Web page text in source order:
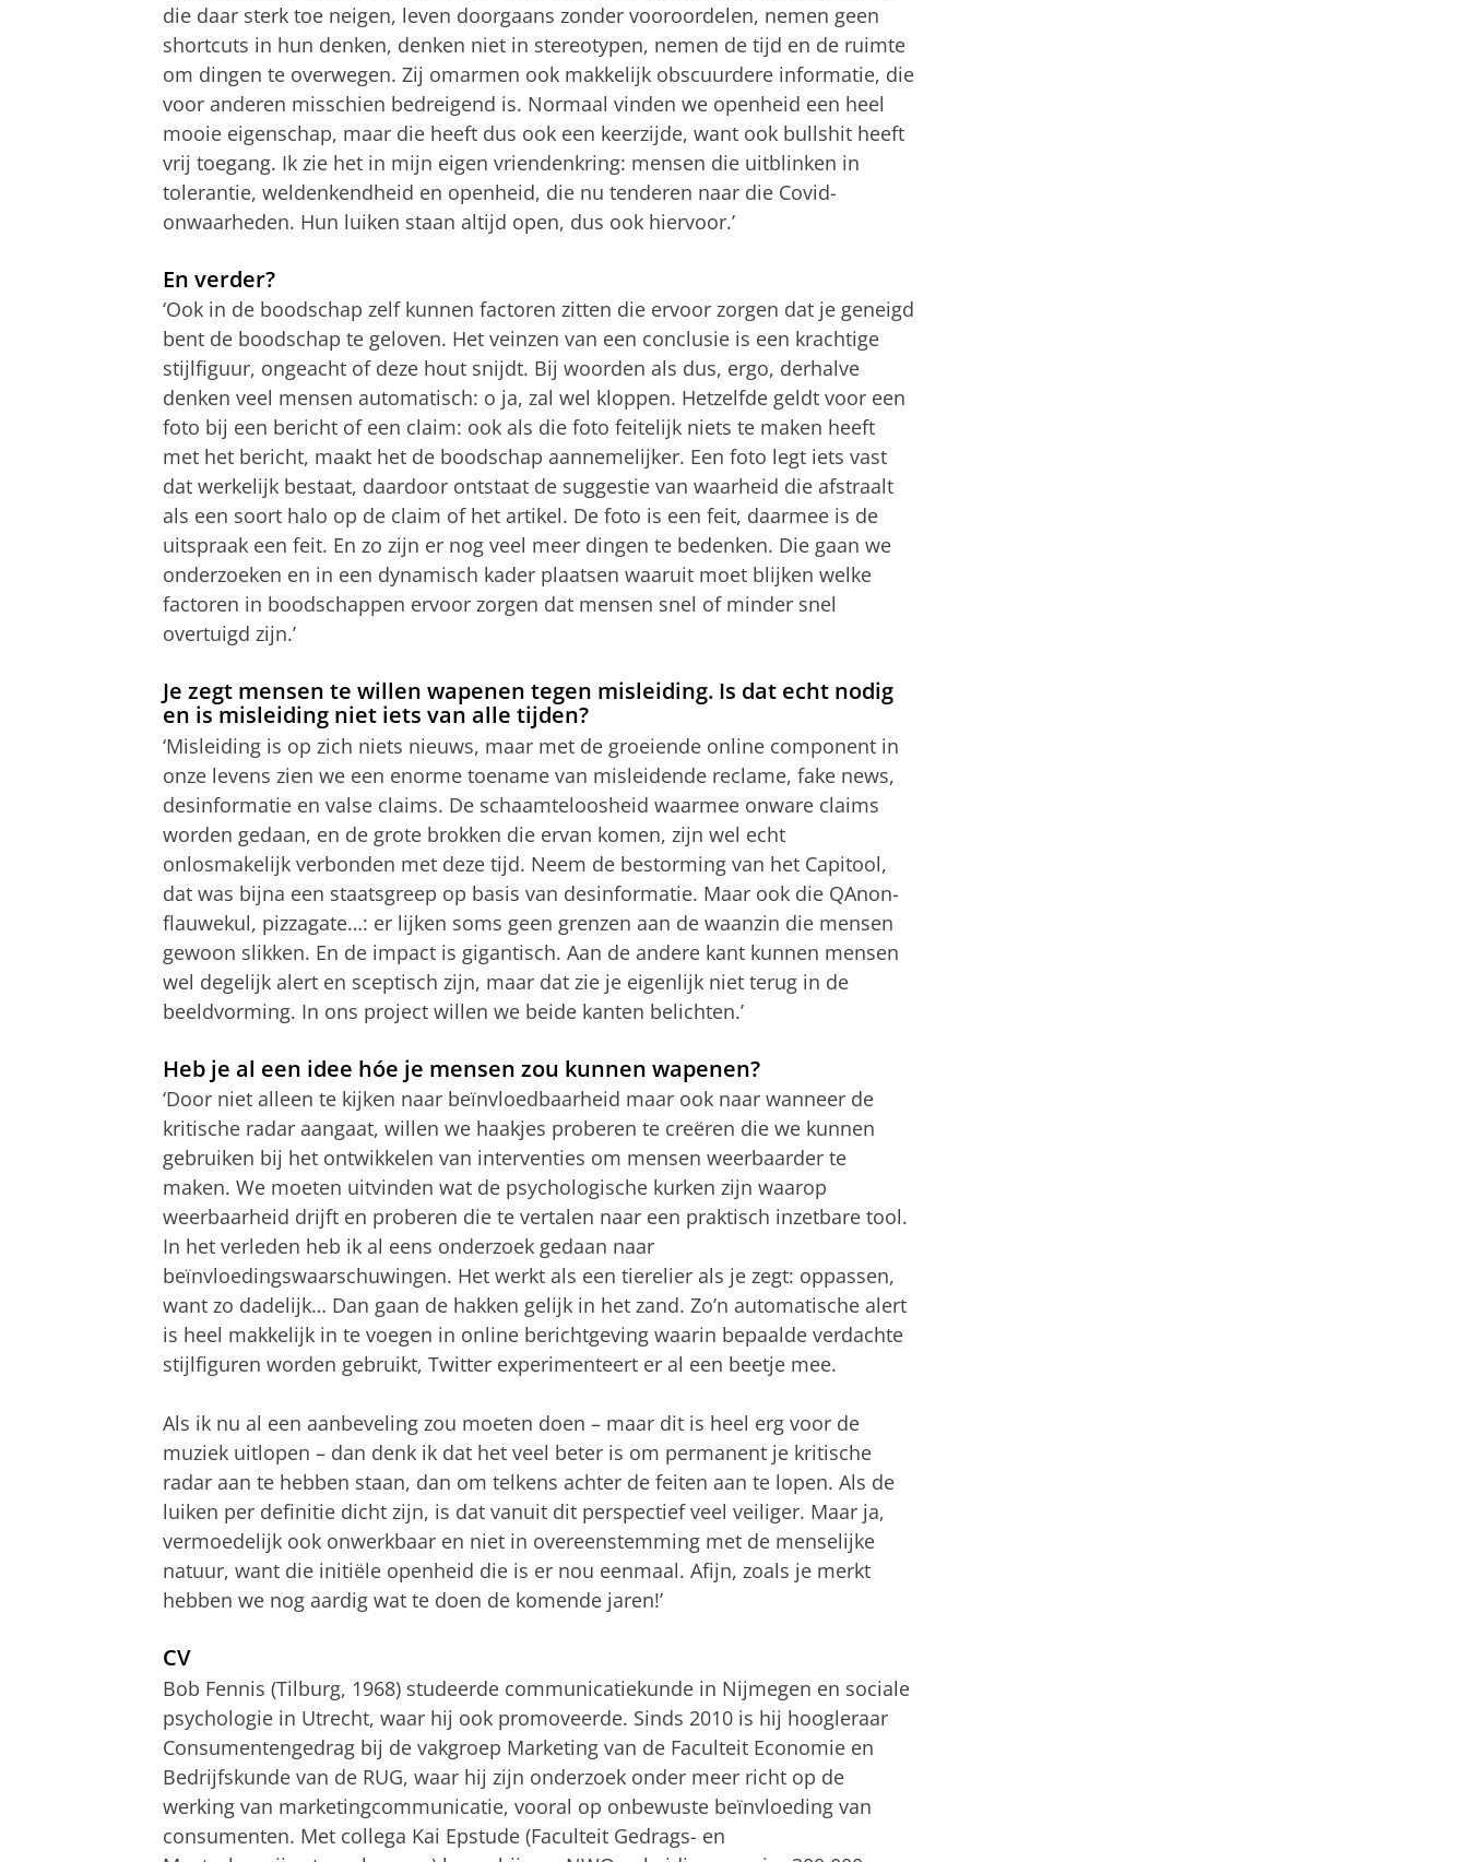
die daar sterk toe neigen, leven doorgaans zonder vooroordelen, nemen geen
shortcuts in hun denken, denken niet in stereotypen, nemen de tijd en de ruimte
om dingen te overwegen. Zij omarmen ook makkelijk obscuurdere informatie, die
voor anderen misschien bedreigend is. Normaal vinden we openheid een heel
mooie eigenschap, maar die heeft dus ook een keerzijde, want ook bullshit heeft
vrij toegang. Ik zie het in mijn eigen vriendenkring: mensen die uitblinken in
tolerantie, weldenkendheid en openheid, die nu tenderen naar die Covid-
onwaarheden. Hun luiken staan altijd open, dus ook hiervoor.’
En verder?
‘Ook in de boodschap zelf kunnen factoren zitten die ervoor zorgen dat je geneigd
bent de boodschap te geloven. Het veinzen van een conclusie is een krachtige
stijlfiguur, ongeacht of deze hout snijdt. Bij woorden als dus, ergo, derhalve
denken veel mensen automatisch: o ja, zal wel kloppen. Hetzelfde geldt voor een
foto bij een bericht of een claim: ook als die foto feitelijk niets te maken heeft
met het bericht, maakt het de boodschap aannemelijker. Een foto legt iets vast
dat werkelijk bestaat, daardoor ontstaat de suggestie van waarheid die afstraalt
als een soort halo op de claim of het artikel. De foto is een feit, daarmee is de
uitspraak een feit. En zo zijn er nog veel meer dingen te bedenken. Die gaan we
onderzoeken en in een dynamisch kader plaatsen waaruit moet blijken welke
factoren in boodschappen ervoor zorgen dat mensen snel of minder snel
overtuigd zijn.’
Je zegt mensen te willen wapenen tegen misleiding. Is dat echt nodig
en is misleiding niet iets van alle tijden?
‘Misleiding is op zich niets nieuws, maar met de groeiende online component in
onze levens zien we een enorme toename van misleidende reclame, fake news,
desinformatie en valse claims. De schaamteloosheid waarmee onware claims
worden gedaan, en de grote brokken die ervan komen, zijn wel echt
onlosmakelijk verbonden met deze tijd. Neem de bestorming van het Capitool,
dat was bijna een staatsgreep op basis van desinformatie. Maar ook die QAnon-
flauwekul, pizzagate…: er lijken soms geen grenzen aan de waanzin die mensen
gewoon slikken. En de impact is gigantisch. Aan de andere kant kunnen mensen
wel degelijk alert en sceptisch zijn, maar dat zie je eigenlijk niet terug in de
beeldvorming. In ons project willen we beide kanten belichten.’
Heb je al een idee hóe je mensen zou kunnen wapenen?
‘Door niet alleen te kijken naar beïnvloedbaarheid maar ook naar wanneer de
kritische radar aangaat, willen we haakjes proberen te creëren die we kunnen
gebruiken bij het ontwikkelen van interventies om mensen weerbaarder te
maken. We moeten uitvinden wat de psychologische kurken zijn waarop
weerbaarheid drijft en proberen die te vertalen naar een praktisch inzetbare tool.
In het verleden heb ik al eens onderzoek gedaan naar
beïnvloedingswaarschuwingen. Het werkt als een tierelier als je zegt: oppassen,
want zo dadelijk… Dan gaan de hakken gelijk in het zand. Zo’n automatische alert
is heel makkelijk in te voegen in online berichtgeving waarin bepaalde verdachte
stijlfiguren worden gebruikt, Twitter experimenteert er al een beetje mee.
Als ik nu al een aanbeveling zou moeten doen – maar dit is heel erg voor de
muziek uitlopen – dan denk ik dat het veel beter is om permanent je kritische
radar aan te hebben staan, dan om telkens achter de feiten aan te lopen. Als de
luiken per definitie dicht zijn, is dat vanuit dit perspectief veel veiliger. Maar ja,
vermoedelijk ook onwerkbaar en niet in overeenstemming met de menselijke
natuur, want die initiële openheid die is er nou eenmaal. Afijn, zoals je merkt
hebben we nog aardig wat te doen de komende jaren!’
CV
Bob Fennis (Tilburg, 1968) studeerde communicatiekunde in Nijmegen en sociale
psychologie in Utrecht, waar hij ook promoveerde. Sinds 2010 is hij hoogleraar
Consumentengedrag bij de vakgroep Marketing van de Faculteit Economie en
Bedrijfskunde van de RUG, waar hij zijn onderzoek onder meer richt op de
werking van marketingcommunicatie, vooral op onbewuste beïnvloeding van
consumenten. Met collega Kai Epstude (Faculteit Gedrags- en